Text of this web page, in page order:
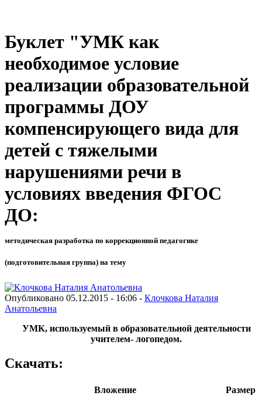
Буклет "УМК как
необходимое условие
реализации образовательной
программы ДОУ
компенсирующего вида для
детей с тяжелыми
нарушениями речи в
условиях введения ФГОС
ДО:
методическая разработка по коррекционной педагогике
(подготовительная группа) на тему
Опубликовано 05.12.2015 - 16:06 - Клочкова Наталия
Анатольевна
УМК, используемый в образовательной деятельности
учителем- логопедом.
Скачать:
Вложение
Размер